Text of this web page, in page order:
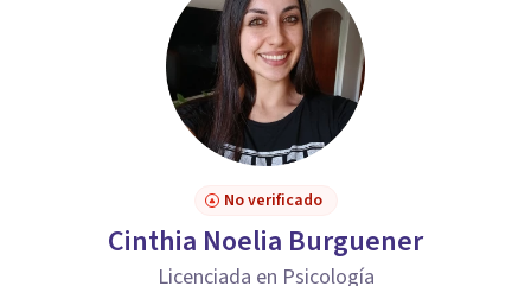
No verificado
Cinthia Noelia Burguener
Licenciada en Psicología